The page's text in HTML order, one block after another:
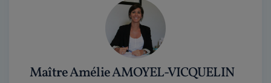
Maître Amélie AMOYEL-VICQUELIN